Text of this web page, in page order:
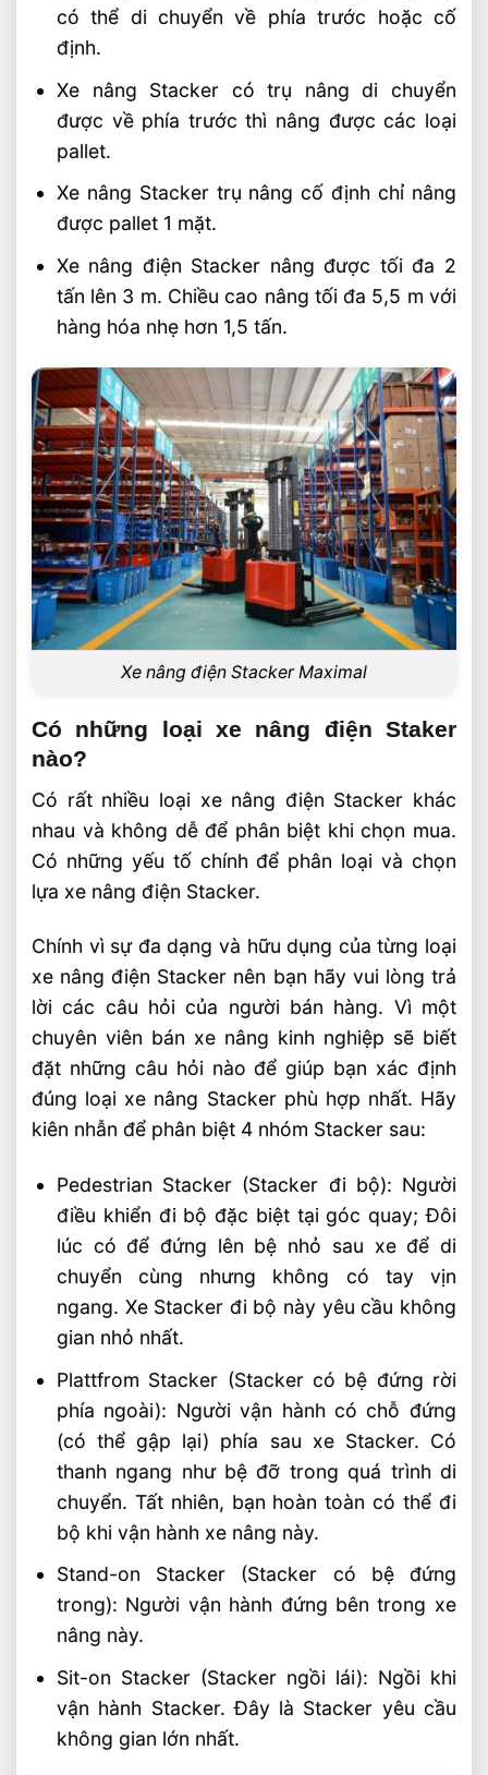
có thể di chuyển về phía trước hoặc cố
định.
Xe nâng Stacker có trụ nâng di chuyển
được về phía trước thì nâng được các loại
pallet.
Xe nâng Stacker trụ nâng cố định chỉ nâng
được pallet 1 mặt.
Xe nâng điện Stacker nâng được tối đa 2
tấn lên 3 m. Chiều cao nâng tối đa 5,5 m với
hàng hóa nhẹ hơn 1,5 tấn.
Xe nâng điện Stacker Maximal
Có những loại xe nâng điện Staker
nào?
Có rất nhiều loại xe nâng điện Stacker khác
nhau và không dễ để phân biệt khi chọn mua.
Có những yếu tố chính để phân loại và chọn
lựa xe nâng điện Stacker.
Chính vì sự đa dạng và hữu dụng của từng loại
xe nâng điện Stacker nên bạn hãy vui lòng trả
lời các câu hỏi của người bán hàng. Vì một
chuyên viên bán xe nâng kinh nghiệp sẽ biết
đặt những câu hỏi nào để giúp bạn xác định
đúng loại xe nâng Stacker phù hợp nhất. Hãy
kiên nhẫn để phân biệt 4 nhóm Stacker sau:
Pedestrian Stacker (Stacker đi bộ): Người
điều khiển đi bộ đặc biệt tại góc quay; Đôi
lúc có để đứng lên bệ nhỏ sau xe để di
chuyển cùng nhưng không có tay vịn
ngang. Xe Stacker đi bộ này yêu cầu không
gian nhỏ nhất.
Plattfrom Stacker (Stacker có bệ đứng rời
phía ngoài): Người vận hành có chỗ đứng
(có thể gập lại) phía sau xe Stacker. Có
thanh ngang như bệ đỡ trong quá trình di
chuyển. Tất nhiên, bạn hoàn toàn có thể đi
bộ khi vận hành xe nâng này.
Stand-on Stacker (Stacker có bệ đứng
trong): Người vận hành đứng bên trong xe
nâng này.
Sit-on Stacker (Stacker ngồi lái): Ngồi khi
vận hành Stacker. Đây là Stacker yêu cầu
không gian lớn nhất.